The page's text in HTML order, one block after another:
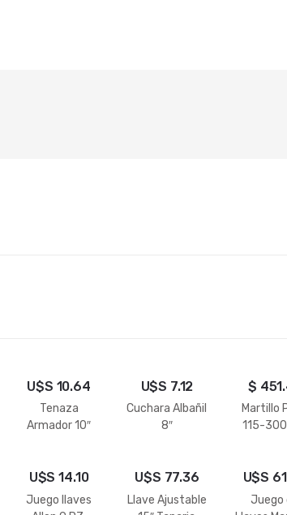
U$S 10.64
Tenaza
Armador 10″
U$S 7.12
Cuchara Albañil
8″
$
Martillo
115-300
U$S14.10
Juego llaves
U$S 77.36
Llave Ajustable
U$S
Juego